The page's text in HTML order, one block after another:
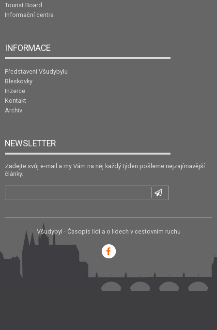
Tourist Board
Informační centra
INFORMACE
Představení Všudybylu
Bleskovky
Inzerce
Kontakt
Archiv
NEWSLETTER
Zadejte svůj e-mail a my Vám na něj každý týden pošleme nejzajímavější
články.
Všudybyl - Časopis lidí a o lidech v cestovním ruchu